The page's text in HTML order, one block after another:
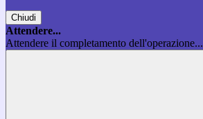
Chiudi
Attendere...
Attendere il completamento dell'operazione...